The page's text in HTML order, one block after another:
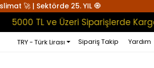
🚀 | Sektörde 25. YIL 🧿
TL ve Üzeri Siparişlerde Kargo
TRY - Türk Lirası Sipariş Takip Yardım